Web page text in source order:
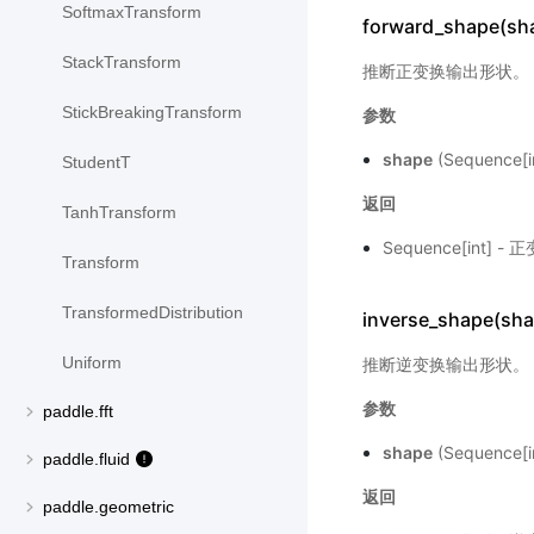
SoftmaxTransform
StackTransform
StickBreakingTransform
StudentT
TanhTransform
Transform
TransformedDistribution
Uniform
paddle.fft
paddle.fluid
paddle.geometric
推断正变换输出形状。
参数
shape
返回
Sequence[int] - 正
推断逆变换输出形状。
参数
shape
返回